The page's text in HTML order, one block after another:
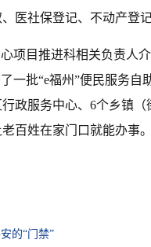
医社保登记、不动产登
项目推进科相关负责人
一批“e福州”便民服务自
政服务中心、6个乡镇（
百姓在家门口就能办事。
的“门禁”